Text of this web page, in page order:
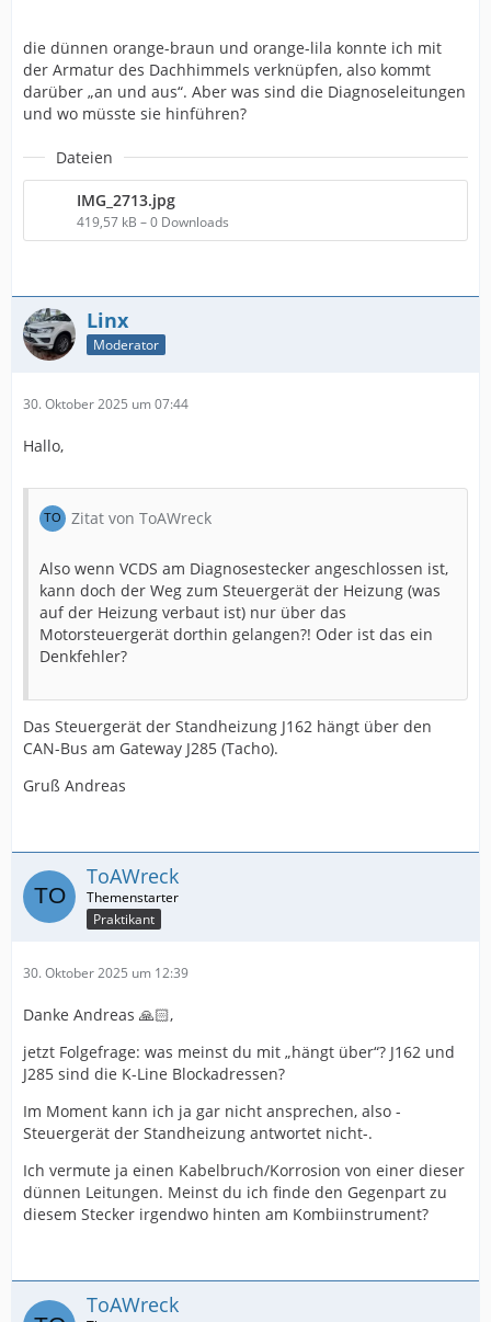
die dünnen orange-braun und orange-lila konnte ich mit
der Armatur des Dachhimmels verknüpfen, also kommt
darüber „an und aus“. Aber was sind die Diagnoseleitungen
und wo müsste sie hinführen?
Dateien
IMG_2713.jpg
419,57 kB – 0 Downloads
Linx
Moderator
30. Oktober 2025 um 07:44
Hallo,
Zitat von ToAWreck
Also wenn VCDS am Diagnosestecker angeschlossen ist,
kann doch der Weg zum Steuergerät der Heizung (was
auf der Heizung verbaut ist) nur über das
Motorsteuergerät dorthin gelangen?! Oder ist das ein
Denkfehler?
Das Steuergerät der Standheizung J162 hängt über den
CAN-Bus am Gateway J285 (Tacho).
Gruß Andreas
ToAWreck
Praktikant
30. Oktober 2025 um 12:39
Danke Andreas 🙏🏻,
jetzt Folgefrage: was meinst du mit „hängt über“? J162 und
J285 sind die K-Line Blockadressen?
Im Moment kann ich ja gar nicht ansprechen, also -
Steuergerät der Standheizung antwortet nicht-.
Ich vermute ja einen Kabelbruch/Korrosion von einer dieser
dünnen Leitungen. Meinst du ich finde den Gegenpart zu
diesem Stecker irgendwo hinten am Kombiinstrument?
ToAWreck